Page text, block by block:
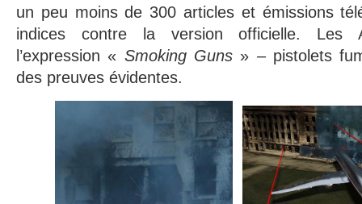
un peu moins de 300 articles et émissions
indices contre la version officielle. Les
l’expression « Smoking Guns » – pistolets
des preuves évidentes.